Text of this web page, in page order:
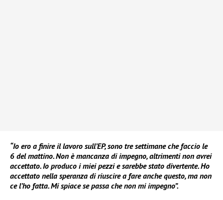
“Io ero a finire il lavoro sull’EP, sono tre settimane che faccio le
6 del mattino. Non è mancanza di impegno, altrimenti non avrei
accettato. Io produco i miei pezzi e sarebbe stato divertente. Ho
accettato nella speranza di riuscire a fare anche questo, ma non
ce l’ho fatta. Mi spiace se passa che non mi impegno”.